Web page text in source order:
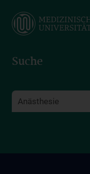
main
Suche